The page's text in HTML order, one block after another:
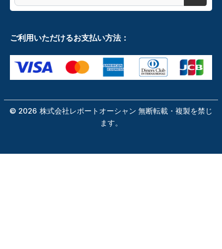
ご利用いただけるお支払い方法：
© 2026 株式会社レポートオーシャン 無断転載・複製を禁じ
ます。